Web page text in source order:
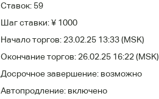
Ставок: 59
Шаг ставки:¥ 1000
Начало торгов: 23.02.25 13:33(MSK)
Окончание торгов: 26.02.25 16:22(MSK)
Досрочное завершение: возможно
Автопродление: включено